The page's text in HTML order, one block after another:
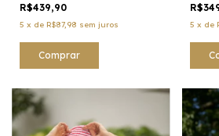
R$439,90
5 x de R$87,98 sem juros
Comprar
5 x de